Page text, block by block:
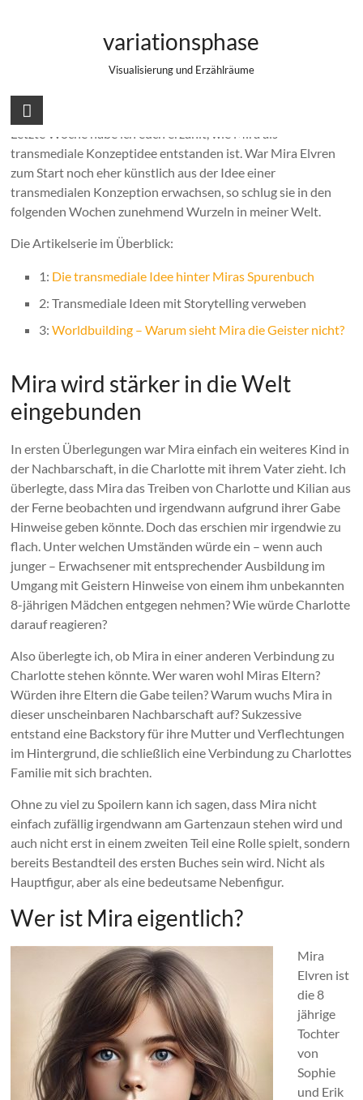
variationsphase
Visualisierung und Erzählräume
Transmediale Ideen mit Storytelling
Letzte Woche habe ich euch erzählt, wie Mira als
transmediale Konzeptidee entstanden ist. War Mira Elvren
zum Start noch eher künstlich aus der Idee einer
transmedialen Konzeption erwachsen, so schlug sie in den
folgenden Wochen zunehmend Wurzeln in meiner Welt.
Die Artikelserie im Überblick:
1: Die transmediale Idee hinter Miras Spurenbuch
2: Transmediale Ideen mit Storytelling verweben
3:Worldbuilding – Warum sieht Mira die Geister nicht?
Mira wird stärker in die Welt
eingebunden
In ersten Überlegungen war Mira einfach ein weiteres Kind in
der Nachbarschaft, in die Charlotte mit ihrem Vater zieht. Ich
überlegte, dass Mira das Treiben von Charlotte und Kilian aus
der Ferne beobachten und irgendwann aufgrund ihrer Gabe
Hinweise geben könnte. Doch das erschien mir irgendwie zu
flach. Unter welchen Umständen würde ein – wenn auch
junger – Erwachsener mit entsprechender Ausbildung im
Umgang mit Geistern Hinweise von einem ihm unbekannten
8-jährigen Mädchen entgegen nehmen? Wie würde Charlotte
darauf reagieren?
Also überlegte ich, ob Mira in einer anderen Verbindung zu
Charlotte stehen könnte. Wer waren wohl Miras Eltern?
Würden ihre Eltern die Gabe teilen? Warum wuchs Mira in
dieser unscheinbaren Nachbarschaft auf? Sukzessive
entstand eine Backstory für ihre Mutter und Verflechtungen
im Hintergrund, die schließlich eine Verbindung zu Charlottes
Familie mit sich brachten.
Ohne zu viel zu Spoilern kann ich sagen, dass Mira nicht
einfach zufällig irgendwann am Gartenzaun stehen wird und
auch nicht erst in einem zweiten Teil eine Rolle spielt, sondern
bereits Bestandteil des ersten Buches sein wird. Nicht als
Hauptfigur, aber als eine bedeutsame Nebenfigur.
Wer ist Mira eigentlich?
Mira
Elvren ist
die 8
jährige
Tochter
von
Sophie
und Erik